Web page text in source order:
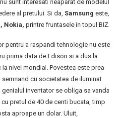
sunt interesati neaparat de modelul
al pretului. Si da, Samsung este,
Nokia, printre fruntasele in topul BIZ.
pentru a raspandi tehnologie nu este
prima data de Edison si a dus la
nivel mondial. Povestea este prea
cu societatea de iluminat
inventator se obliga sa vanda
pretul de 40 de centi bucata, timp
aproape un dolar. Uluit,